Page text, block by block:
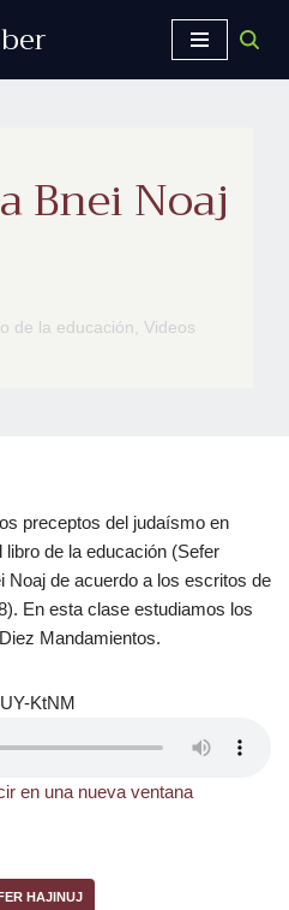
Bnei Noaj
de la educación, Videos
preceptos del judaísmo en
de la educación (Sefer
Noaj de acuerdo a los escritos de
En esta clase estudiamos los
Mandamientos.
KtNM
en una nueva ventana
HAJINUJ